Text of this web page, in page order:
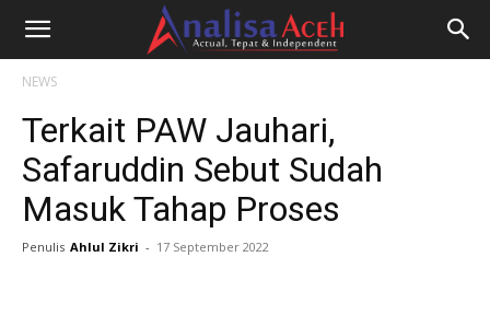
NEWS
Terkait PAW Jauhari,
Safaruddin Sebut Sudah
Masuk Tahap Proses
Penulis Ahlul Zikri - 17 September 2022